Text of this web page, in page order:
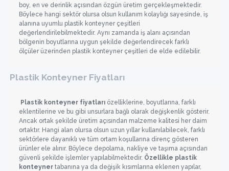
boy, en ve derinlik açısından özgün üretim gerçekleşmektedir.
Böylece hangi sektör olursa olsun kullanım kolaylığı sayesinde, iş
alanına uyumlu plastik konteyner çeşitleri
değerlendirilebilmektedir. Aynı zamanda iş alanı açısından
bölgenin boyutlarına uygun şekilde değerlendirecek farklı
ölçüler üzerinden plastik konteyner çeşitleri de elde edilebilir.
Plastik Konteyner Fiyatları
Plastik konteyner fiyatları özelliklerine, boyutlarına, farklı
eklentilerine ve bu gibi unsurlara bağlı olarak değişkenlik gösterir.
Ancak ortak şekilde üretim açısından malzeme kalitesi her daim
ortaktır. Hangi alan olursa olsun uzun yıllar kullanılabilecek, farklı
sektörlere dayanıklı ve tüm ortam koşullarına direnç gösteren
ürünler ele alınır. Böylece depolama, nakliye ve taşıma açısından
güvenli şekilde işlemler yapılabilmektedir. Özellikle plastik
konteyner tabanına ya da değişik kısımlarına eklenen yapılar,